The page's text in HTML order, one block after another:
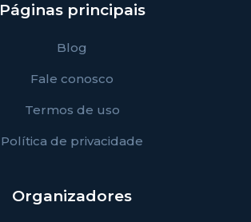
Páginas principais
Blog
Fale conosco
Termos de uso
Política de privacidade
Organizadores